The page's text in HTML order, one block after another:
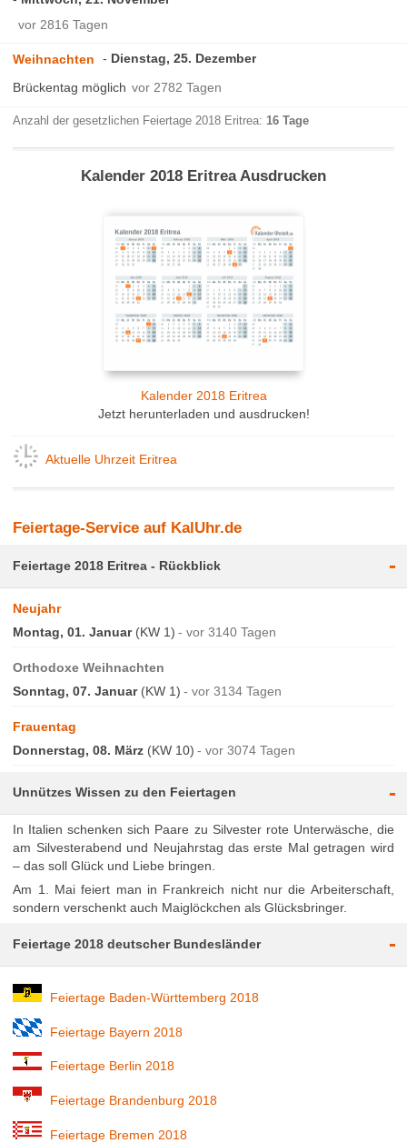
vor 2816 Tagen
Weihnachten
Dienstag, 25. Dezember
Brückentag möglich vor 2782 Tagen
Anzahl der gesetzlichen Feiertage 2018 Eritrea: 16 Tage
Kalender 2018 Eritrea Ausdrucken
Kalender 2018 Eritrea
Jetzt herunterladen und ausdrucken!
Aktuelle Uhrzeit Eritrea
Feiertage-Service auf KalUhr.de
Feiertage 2018 Eritrea - Rückblick -
Neujahr
Montag, 01. Januar(KW 1) vor 3140 Tagen
Orthodoxe Weihnachten
Sonntag, 07. Januar(KW 1) vor 3134 Tagen
Frauentag
Donnerstag, 08. März (KW 10) vor 3074 Tagen
Unnützes Wissen zu den Feiertagen -
In Italien schenken sich Paare zu Silvester rote Unterwäsche, die
am Silvesterabend und Neujahrstag das erste Mal getragen wird
– das soll Glück und Liebe bringen.
Am 1. Mai feiert man in Frankreich nicht nur die Arbeiterschaft,
sondern verschenkt auch Maiglöckchen als Glücksbringer.
Feiertage 2018 deutscher Bundesländer -
Feiertage Baden-Württemberg 2018
Feiertage Bayern 2018
Feiertage Berlin 2018
Feiertage Brandenburg 2018
Feiertage Bremen 2018